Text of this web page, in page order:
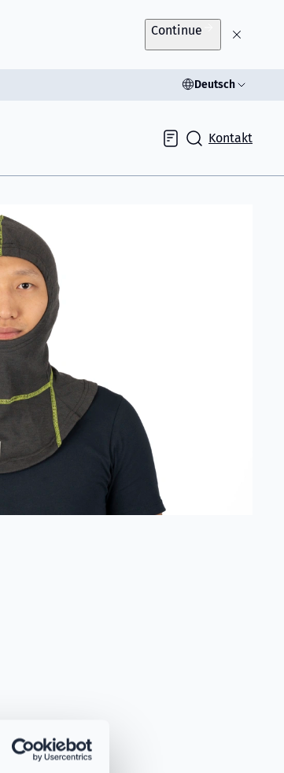
Continue
Deutsch
Inquiry
Kontakt